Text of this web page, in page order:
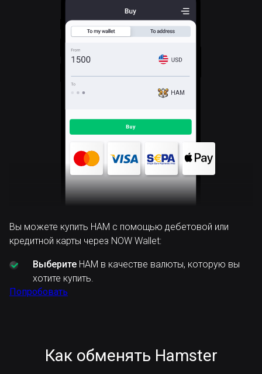
HAM
Вы можете купить HAM с помощью дебетовой или
кредитной карты через NOW Wallet:
Выберите HAM в качестве валюты, которую вы
хотите купить.
Попробовать
Как обменять Hamster